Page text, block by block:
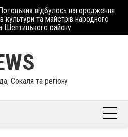
відбулось нагородження
культури та майстрів народного
Шептицького району
Сокаля та регіону